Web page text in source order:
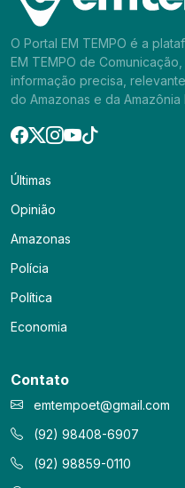
O Portal EM TEMPO é a
EM TEMPO de
informação precisa,
do Amazonas e da Amazônia
Últimas
Opinião
Amazonas
Polícia
Política
Economia
Contato
emtempoet@gmail.com
(92) 98408-6907
(92) 98859-0110